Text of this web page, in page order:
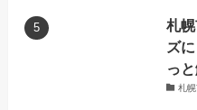
札
ズ
っ
札